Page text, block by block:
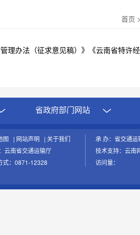
首页 >
理办法（征求意见稿）》《云南省特许
省政府部门网站
图 | 网站声明 | 关于我们
云南省交通运输厅
式：0871-12328
承 办：省交通
技术支持：云南
访问量：